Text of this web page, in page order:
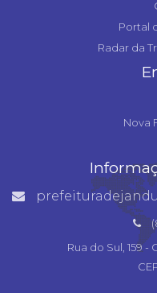
Portal
Radar da
Nova
Rua do Sul, 159 -